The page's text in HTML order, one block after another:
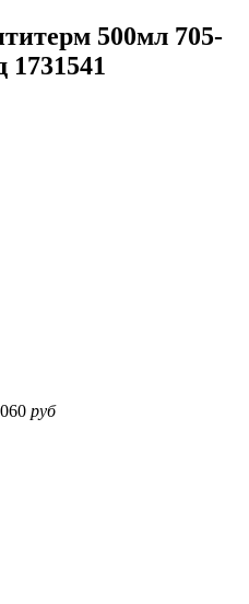
500мл 705-
руб